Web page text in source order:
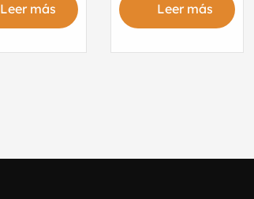
Leer más Leer más